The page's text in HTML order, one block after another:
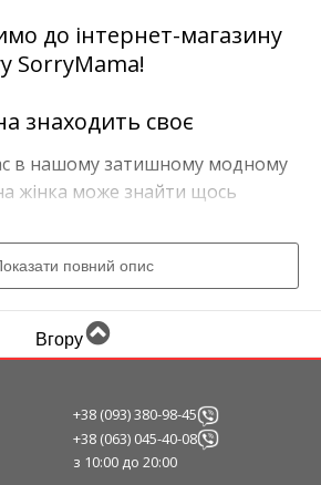
до інтернет-магазину
SorryMama!
знаходить своє
в нашому затишному модному
жінка може знайти щось
стилі та якості
на стильному та
одязі, включаючи також моделі
повний опис
Вгору
+38 (093) 380-98-45
+38 (063) 045-40-08
з 10:00 до 20:00